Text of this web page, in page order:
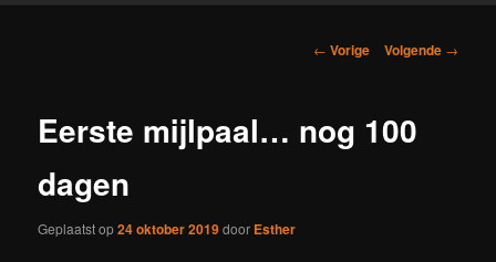
Berichtnavigatie
← Vorige Volgende →
Eerste mijlpaal… nog 100
dagen
Geplaatst op24 oktober 2019door Esther